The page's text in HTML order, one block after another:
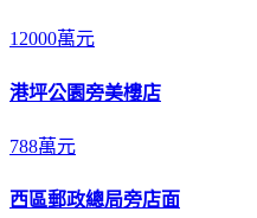
12000萬元
港坪公園旁美樓店
788萬元
西區郵政總局旁店面